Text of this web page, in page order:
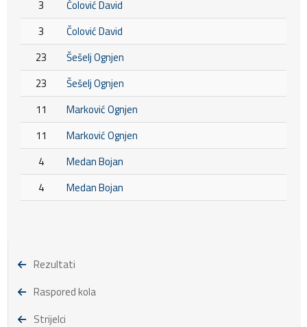
3
Čolović David
3
Čolović David
23
Šešelj Ognjen
23
Šešelj Ognjen
11
Marković Ognjen
11
Marković Ognjen
4
Medan Bojan
4
Medan Bojan
Rezultati
Raspored kola
Strijelci